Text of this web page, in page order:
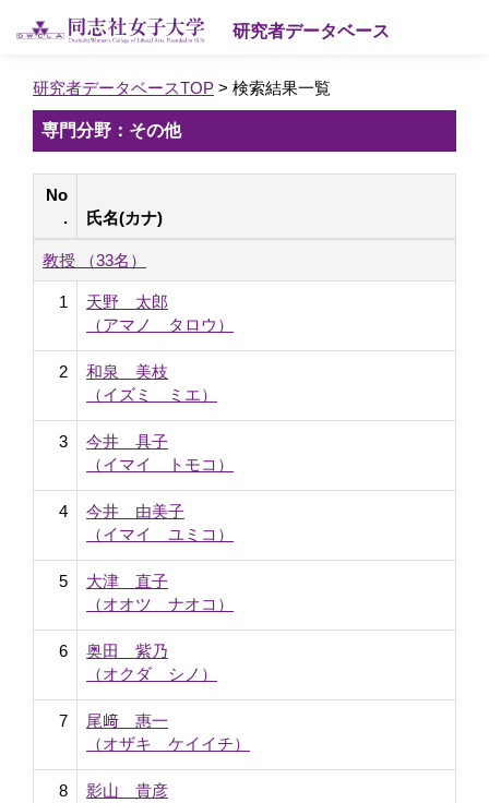
研究者データベース
研究者データベースTOP > 検索結果一覧
専門分野：その他
No
.
氏名(カナ)
教授 （33名）
1
天野 太郎
（アマノ タロウ）
2
和泉 美枝
（イズミ ミエ）
3
今井 具子
（イマイ トモコ）
4
今井 由美子
（イマイ ユミコ）
5
大津 直子
（オオツ ナオコ）
6
奥田 紫乃
（オクダ シノ）
7
尾﨑 惠一
（オザキ ケイイチ）
8
影山 貴彦